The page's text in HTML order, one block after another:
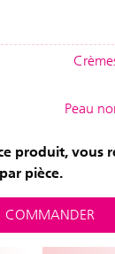
Peau
produit, vous
pièce.